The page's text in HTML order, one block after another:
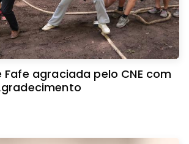
agraciada pelo CNE com